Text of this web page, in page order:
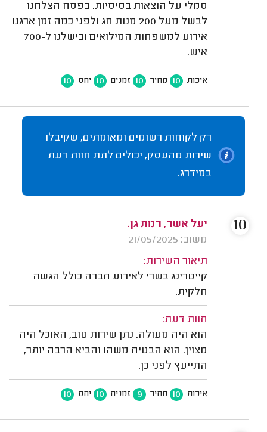
סמלי על הוצאות בסיסיות. בפסח הצלחנו
לבשל מעל 200 מנות חג ולפני כמה זמן ארגנו
אירוע למשפחות המילואים ובישלנו ל-700
איש.
איכות 10 מחיר 10 זמנים 10 יחס 10
רק לקוחות רשומים ומאומתים, שקיבלו
שירות מהעסק, יכולים לתת חוות דעת
במידרג.
יעל אשר, רמת גן.
משוב: 21/05/2025
תיאור השירות:
קייטרינג בשרי לאירוע חברה כולל הגשה
חלקית.
חוות דעת:
הוא היה מעולה. נתן שירות טוב, האוכל היה
מצוין. הוא הבטיח משהו והביא הרבה יותר,
התייעץ לפני כן.
איכות 10 מחיר 9 זמנים 10 יחס 10
10